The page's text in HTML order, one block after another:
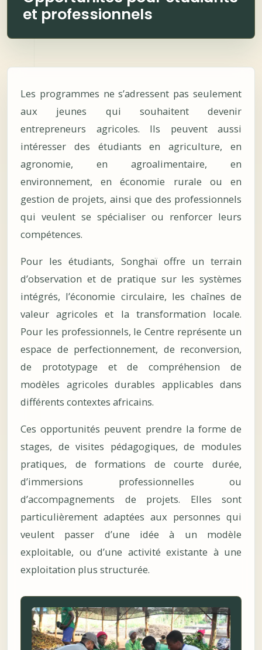
et professionnels
Les programmes ne s’adressent pas seulement
aux jeunes qui souhaitent devenir
entrepreneurs agricoles. Ils peuvent aussi
intéresser des étudiants en agriculture, en
agronomie, en agroalimentaire, en
environnement, en économie rurale ou en
gestion de projets, ainsi que des professionnels
qui veulent se spécialiser ou renforcer leurs
compétences.
Pour les étudiants, Songhaï offre un terrain
d’observation et de pratique sur les systèmes
intégrés, l’économie circulaire, les chaînes de
valeur agricoles et la transformation locale.
Pour les professionnels, le Centre représente un
espace de perfectionnement, de reconversion,
de prototypage et de compréhension de
modèles agricoles durables applicables dans
différents contextes africains.
Ces opportunités peuvent prendre la forme de
stages, de visites pédagogiques, de modules
pratiques, de formations de courte durée,
d’immersions professionnelles ou
d’accompagnements de projets. Elles sont
particulièrement adaptées aux personnes qui
veulent passer d’une idée à un modèle
exploitable, ou d’une activité existante à une
exploitation plus structurée.